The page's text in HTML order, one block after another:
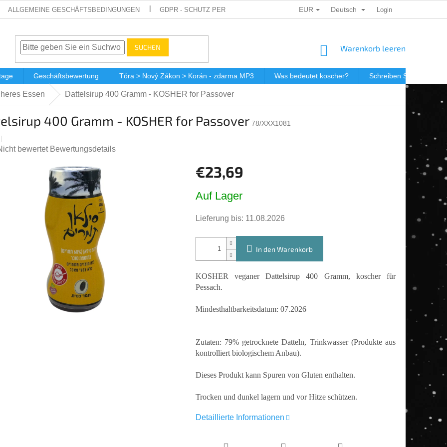
ALLGEMEINE GESCHÄFTSBEDINGUNGEN GDPR - SCHUTZ PERSONENBEZOGENER DATEN DÁRKOVÉ KUPONY
EUR Deutsch Login
SUCHEN WARENKORB
Warenkorb leeren
Geschäftsbewertung Tóra > Nový Zákon > Korán - zdarma MP3 Was bedeutet koscher? Schreiben Sie uns
Essen Dattelsirup 400 Gramm - KOSHER for Passover
400 Gramm - KOSHER for Passover 78/XXX1081
bewertet Bewertungsdetails
€23,69
Auf Lager
Lieferung bis: 11.08.2026
In den Warenkorb
KOSHER veganer Dattelsirup 400 Gramm, koscher für
Pessach.
Mindesthaltbarkeitsdatum: 07.2026
Zutaten: 79% getrocknete Datteln, Trinkwasser (Produkte aus
kontrolliert biologischem Anbau).
Dieses Produkt kann Spuren von Gluten enthalten.
Trocken und dunkel lagern und vor Hitze schützen.
Detaillierte Informationen